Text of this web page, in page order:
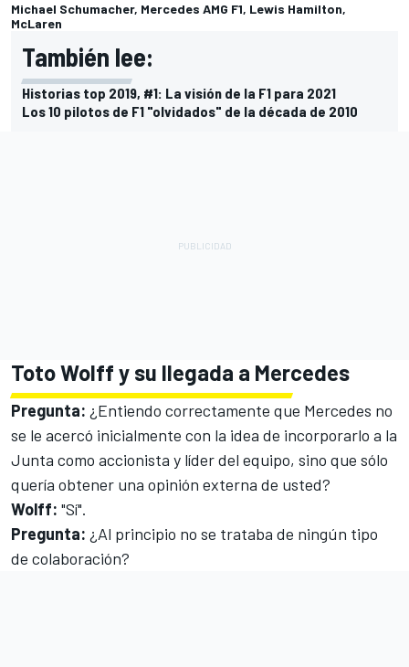
Michael Schumacher, Mercedes AMG F1, Lewis Hamilton,
McLaren
También lee:
Historias top 2019, #1: La visión de la F1 para 2021
Los 10 pilotos de F1 "olvidados" de la década de 2010
Toto Wolff y su llegada a Mercedes
Pregunta: ¿Entiendo correctamente que Mercedes no
se le acercó inicialmente con la idea de incorporarlo a la
Junta como accionista y líder del equipo, sino que sólo
quería obtener una opinión externa de usted?
Wolff: "Sí".
Pregunta: ¿Al principio no se trataba de ningún tipo
de colaboración?